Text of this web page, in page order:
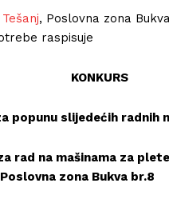
Tešanj, Poslovna zona
raspisuje
KONKURS
popunu slijedećih radnih
rad na mašinama za
zona Bukva br.8